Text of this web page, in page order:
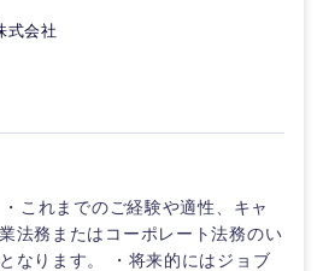
式会社
これまでのご経験や適性、キャ
法務またはコーポレート法務のい
なります。 ・将来的にはジョブ